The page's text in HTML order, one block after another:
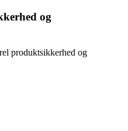
og
produktsikkerhed og